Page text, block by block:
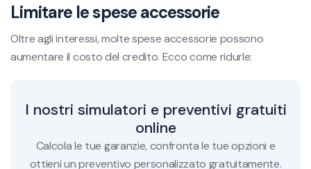
Limitare le spese accessorie
Oltre agli interessi, molte spese accessorie possono
aumentare il costo del credito. Ecco come ridurle:
I nostri simulatori e preventivi gratuiti
online
Calcola le tue garanzie, confronta le tue opzioni e
ottieni un preventivo personalizzato gratuitamente.